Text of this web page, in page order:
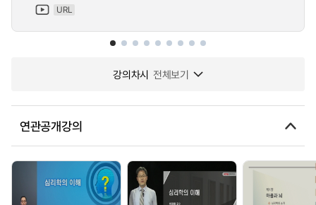
URL
강의차시 전체보기
연관공개강의